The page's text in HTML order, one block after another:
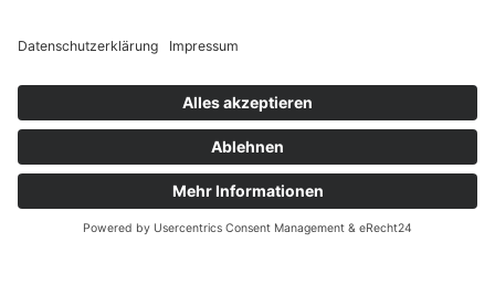
Datenschutzerklärung
© www.jackscha.de feat. The7 Premium Theme